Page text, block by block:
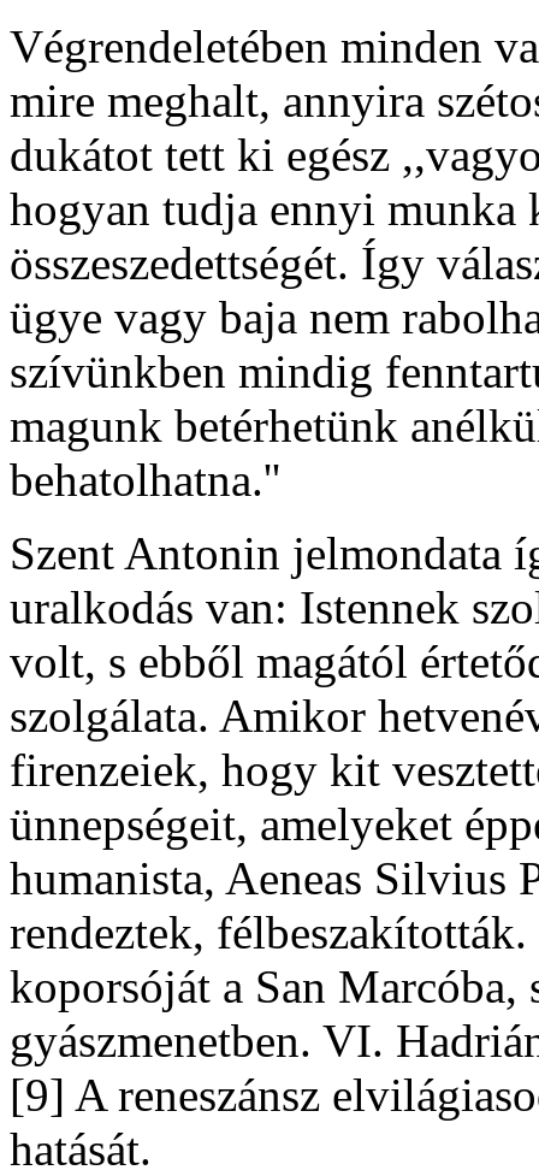
Végrendeletében minden
mire meghalt, annyira
dukátot tett ki egész
hogyan tudja ennyi munka
összeszedettségét. Így
ügye vagy baja nem
szívünkben mindig
magunk betérhetünk
behatolhatna.''
Szent Antonin jelmondata
uralkodás van: Istennek
volt, s ebből magától
szolgálata. Amikor
firenzeiek, hogy kit
ünnepségeit, amelyeket
humanista, Aeneas Silvius
rendeztek,
koporsóját a San Marcóba,
gyászmenetben. VI.
[9] A reneszánsz
hatását.